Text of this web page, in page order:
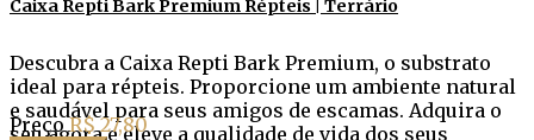
Caixa Repti Bark Premium Répteis | Terrário
Descubra a Caixa Repti Bark Premium, o substrato
ideal para répteis. Proporcione um ambiente natural
e saudável para seus amigos de escamas. Adquira o
seu agora e eleve a qualidade de vida dos seus
Preço R$ 27,80